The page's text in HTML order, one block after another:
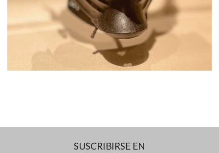
SUSCRIBIRSE EN